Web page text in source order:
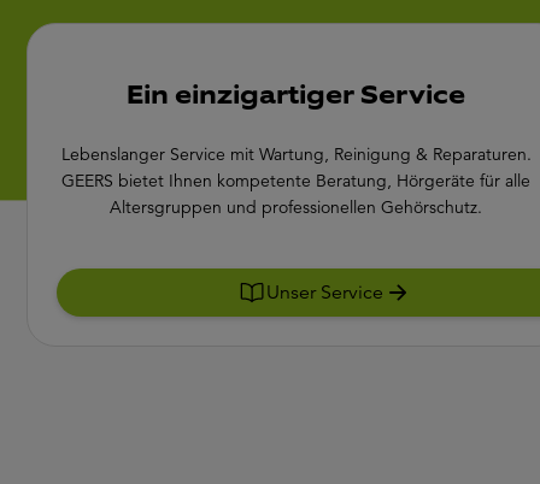
Ein einzigartiger Service
Lebenslanger Service mit Wartung, Reinigung & Reparaturen.
GEERS bietet Ihnen kompetente Beratung, Hörgeräte für alle
Altersgruppen und professionellen Gehörschutz.
Unser Service